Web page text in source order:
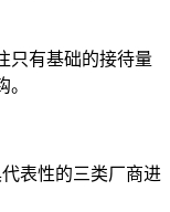
只有基础的接待量
表性的三类厂商进